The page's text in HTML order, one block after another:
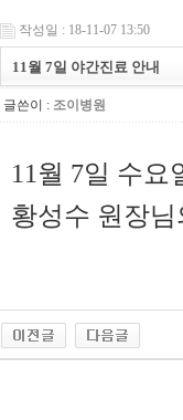
작성일 : 18-11-07 13:50
11월 7일 야간진료 안내
글쓴이 : 조이병원
11월 7일 수요
황성수 원장